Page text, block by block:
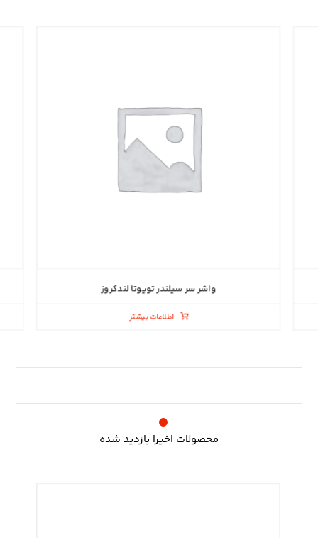
واشر سر سیلندر تویوتا لندکروز
اطلاعات بیشتر
محصولات اخیرا بازدید شده